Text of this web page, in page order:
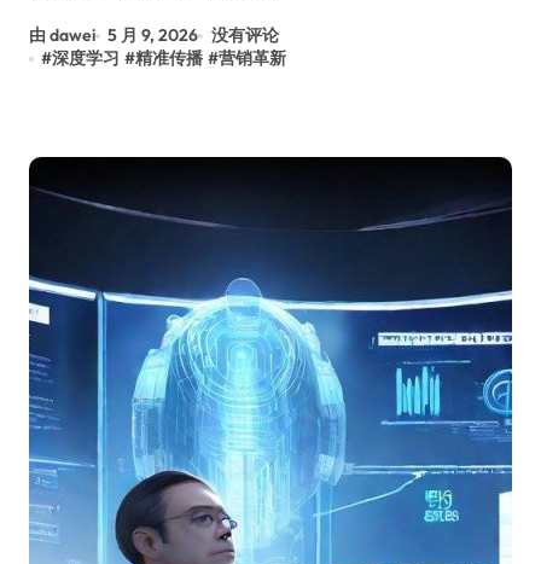
由 dawei 5 月 9, 2026 没有评论
#深度学习 #精准传播 #营销革新